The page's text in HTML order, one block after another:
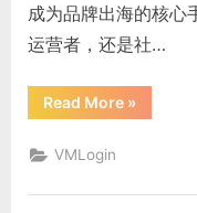
成为品牌出海的核心
运营者，还是社…
Read More“跨
境
媒
»
VMLogin